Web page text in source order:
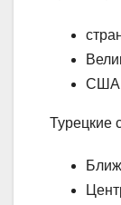
США
Турецкие